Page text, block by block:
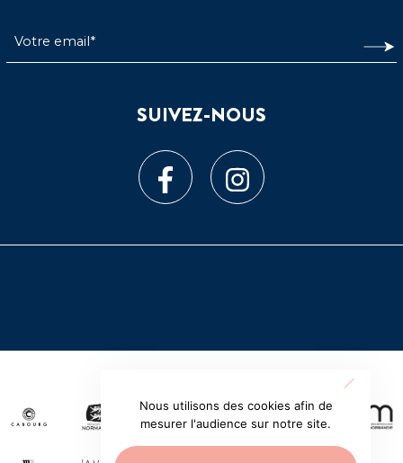
SUIVEZ-NOUS
Nous utilisons des cookies afin de
mesurer l'audience sur notre site.